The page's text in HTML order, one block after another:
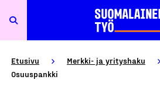
Etusivu Merkki- ja yrityshaku
Osuuspankki